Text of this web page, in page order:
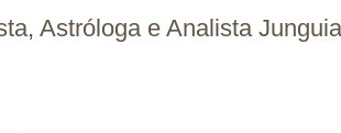
Astróloga e Analista